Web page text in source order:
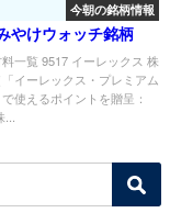
今朝の銘柄情報
やけウォッチ銘柄
一覧 9517 イーレックス 株
イーレックス・プレミアム
使えるポイントを贈呈：
...